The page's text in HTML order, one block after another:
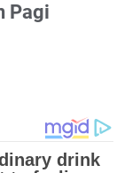
Pagi